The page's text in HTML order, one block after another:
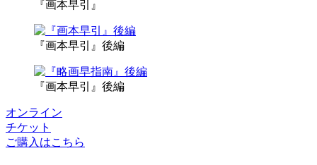
『画本早引』
『画本早引』後編
『画本早引』後編
オンライン
チケット
ご購入はこちら